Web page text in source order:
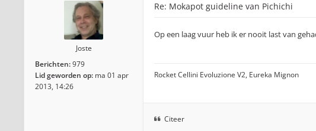
Joste
Berichten:979
Lid geworden op: ma 01 apr
2013, 14:26
Re: Mokapot guideline van Pichichi
Op een laag vuur heb ik er nooit last van
Rocket Cellini Evoluzione V2, Eureka Mignon
Citeer